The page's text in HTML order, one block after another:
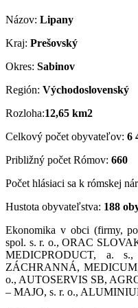
Názov: Lipany
Kraj: Prešovský
Okres: Sabinov
Región: Východoslovenský
Rozloha:12,65 km2
Celkový počet obyvateľov: 6
Približný počet Rómov: 660
Počet hlásiaci sa k rómskej
Hustota obyvateľstva: 188
Ekonomika v obci (firmy,
spol. s. r. o., ORAC
MEDICPRODUCT, a.
ZÁCHRANNÁ,
o., AUTOSERVIS SB,
– MAJO, s. r. o.,